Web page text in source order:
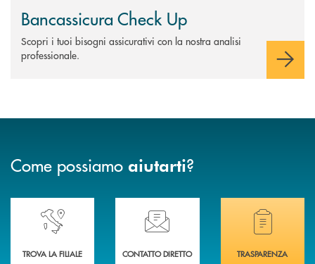
Bancassicura Check Up
Scopri i tuoi bisogni assicurativi con la nostra analisi
professionale.
Come possiamo aiutarti?
Accedi all' elenco completo delle nostre&nbsp; filiali .
TROVA LA FILIALE
Ti serve assistenza immediata? Contattaci!
CONTATTO DIRETTO
Hai bisogno di
TRASPARENZA